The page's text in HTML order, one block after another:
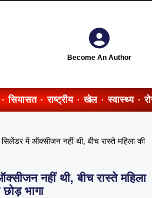
Become An Author
सियासत राष्ट्रीय खेल स्वास्थ्य
में ऑक्सीजन नहीं थी, बीच रास्ते महिला की
नहीं थी, बीच रास्ते महिला
भागा